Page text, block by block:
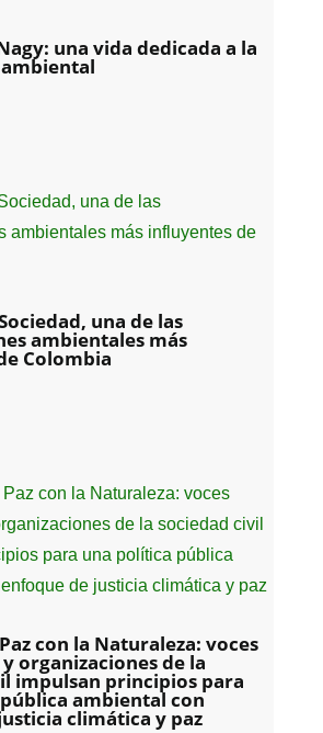
una vida dedicada a la
una de las
ambientales más
Colombia
con la Naturaleza: voces
organizaciones de la
impulsan principios para
ambiental con
climática y paz